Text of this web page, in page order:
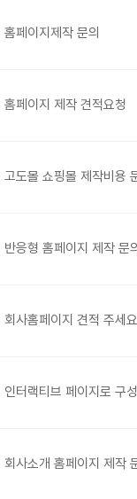
홈페이지제작 문의
홈페이지 제작 견적요청
고도몰 쇼핑몰 제작비용
반응형 홈페이지 제작 문
회사홈페이지 견적 주세요
인터랙티브 페이지로 구
회사소개 홈페이지 제작